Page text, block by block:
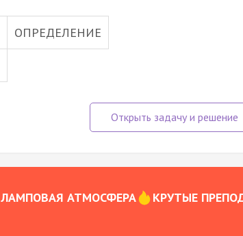
ОПРЕДЕЛЕНИЕ
ЛАМПОВАЯ АТМОСФЕРА КРУТЫЕ